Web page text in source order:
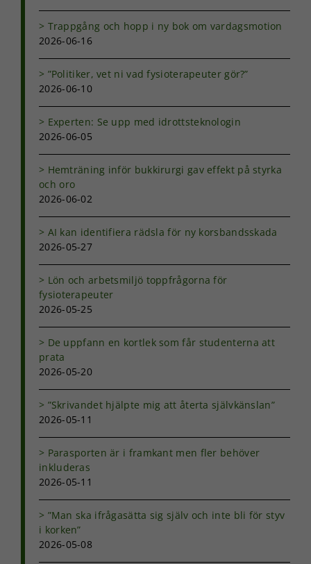
Trappgång och hopp i ny bok om vardagsmotion
2026-06-16
”Politiker, vet ni vad fysioterapeuter gör?”
2026-06-10
Experten: Se upp med idrottsteknologin
2026-06-05
Hemträning inför bukkirurgi gav effekt på styrka
och oro
2026-06-02
AI kan identifiera rädsla för ny korsbandsskada
2026-05-27
Lön och arbetsmiljö toppfrågorna för
fysioterapeuter
2026-05-25
De uppfann en kortlek som får studenterna att
prata
2026-05-20
”Skrivandet hjälpte mig att återta självkänslan”
2026-05-11
Parasporten är i framkant men fler behöver
inkluderas
2026-05-11
”Man ska ifrågasätta sig själv och inte bli för styv
i korken”
2026-05-08
Dessa kakor
att hemsidan
över huvud
fungera.
För att vi ska
kunna
och
uppbyggnad,
används.
Upplevelse
För att vår